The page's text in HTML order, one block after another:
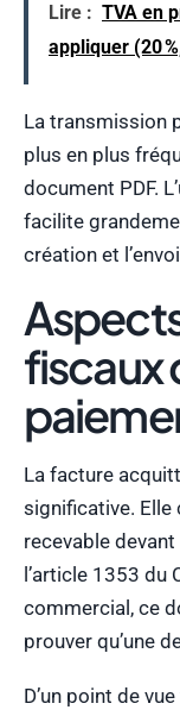
Lire : TVA en
appliquer (20
La transmission
plus en plus
document PDF.
facilite
création et
fiscaux
La facture
significative. Elle
recevable
l’article 1353 du
commercial, ce
prouver qu’une
D’un point de